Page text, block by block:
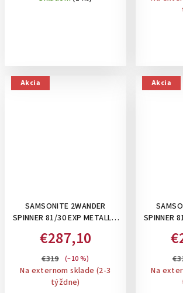
Akcia
SAMSONITE 2WANDER
SPINNER 81/30 EXP METALLIC
KUFOR, ROZŠÍRITEĽNÝ
€287,10
€319 (–10 %)
Na externom sklade (2-3
týždne)
Akcia
SPINNER
Na